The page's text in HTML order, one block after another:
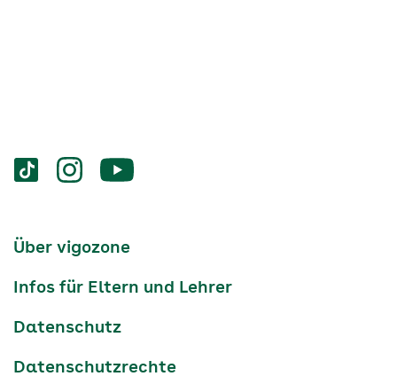
Services
Social-
vigozone.de
vigozone.devigozone.de
Services-
Über vigozone
Infos für Eltern und Lehrer
Datenschutz
Datenschutzrechte